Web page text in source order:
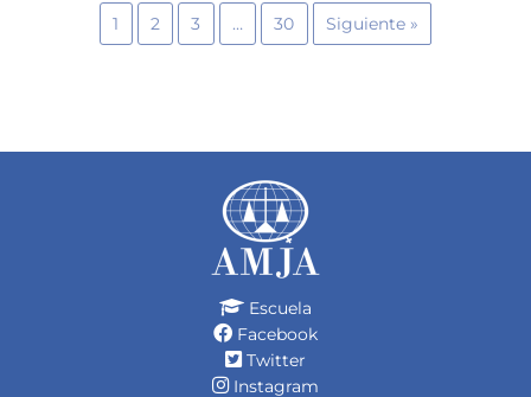
1 2 3 … 30 Siguiente »
Escuela
Facebook
Twitter
Instagram